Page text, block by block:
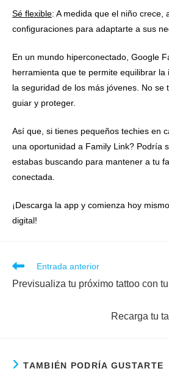
Sé flexible: A medida que el niño crece,
configuraciones para adaptarte a sus
En un mundo hiperconectado, Google
herramienta que te permite equilibrar la
la seguridad de los más jóvenes. No se
guiar y proteger.
Así que, si tienes pequeños techies en
una oportunidad a Family Link? Podría
estabas buscando para mantener a tu
conectada.
¡Descarga la app y comienza hoy
digital!
Entrada anterior
Previsualiza tu próximo tattoo con
Recarga tu
TAMBIÉN PODRÍA GUSTARTE